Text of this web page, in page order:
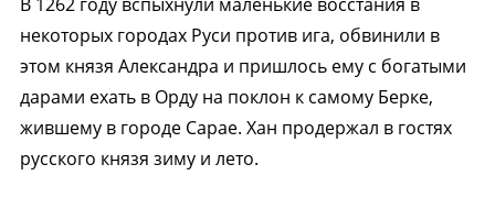
некоторых городах Руси против ига, обвинили в
этом князя Александра и пришлось ему с богатыми
дарами ехать в Орду на поклон к самому Берке,
жившему в городе Сарае. Хан продержал в гостях
русского князя зиму и лето.